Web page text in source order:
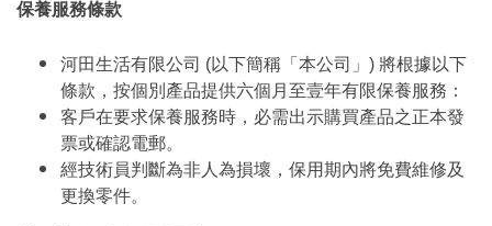
保養服務條款
河田生活有限公司 (以下簡稱「本公司」) 將根據以下
條款，按個別產品提供六個月至壹年有限保養服務：
客戶在要求保養服務時，必需出示購買產品之正本發
票或確認電郵。
經技術員判斷為非人為損壞，保用期內將免費維修及
更換零件。